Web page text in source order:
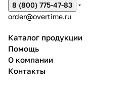
8 (800) 775-47-83
order@overtime.ru
Каталог продукции
Помощь
О компании
Контакты